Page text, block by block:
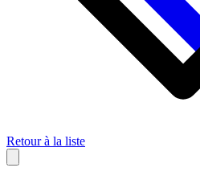
Retour à la liste